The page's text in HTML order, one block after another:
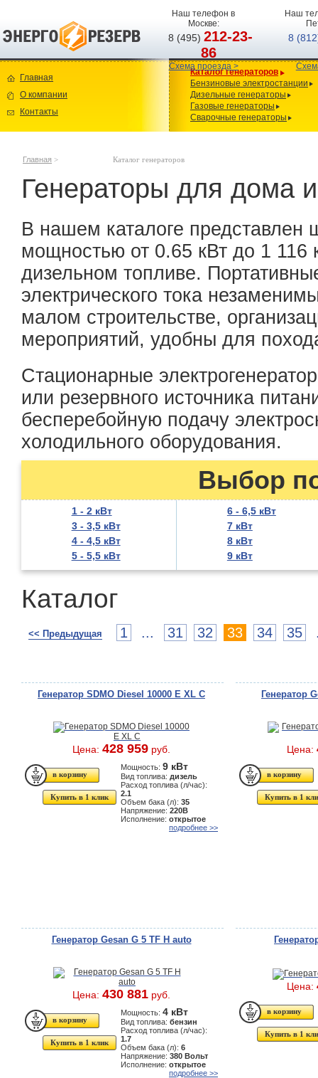
Наш телефон в
Москве:
8 (495)212-23-
86
Схема проезда >
Наш
8
Главная
О компании
Контакты
Каталог генераторов
Бензиновые электростанции
Дизельные генераторы
Газовые генераторы
Сварочные генераторы
Главная > Каталог генераторов
Генераторы для дома
В нашем каталоге представлен
мощностью от 0.65 кВт до 1 116
дизельном топливе.
электрического тока
малом строительстве,
мероприятий, удобны для
Стационарные
или резервного источника
бесперебойную подачу
холодильного оборудования.
Выбор
1 - 2 кВт
3 - 3,5 кВт
4 - 4,5 кВт
5 - 5,5 кВт
6 - 6,5 кВт
7 кВт
8 кВт
9 кВт
Каталог
<< Предыдущая 1 ... 31 32 33 34 35
Генератор SDMO Diesel 10000 E XL C
Цена: 428 959 руб.
Купить в 1 клик
Мощность: 9 кВт
Вид топлива: дизель
Расход топлива (л/час):
2.1
Объем бака (л): 35
Напряжение: 220В
Исполнение: открытое
подробнее >>
Генератор
Цена:
Купить в 1
Генератор Gesan G 5 TF H auto
Цена: 430 881 руб.
Купить в 1 клик
Мощность: 4 кВт
Вид топлива: бензин
Расход топлива (л/час):
1.7
Объем бака (л): 6
Напряжение: 380 Вольт
Исполнение: открытое
подробнее >>
Цена:
Купить в 1